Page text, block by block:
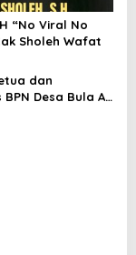
“No Viral No
Sholeh Wafat
dan
Desa Bula Air